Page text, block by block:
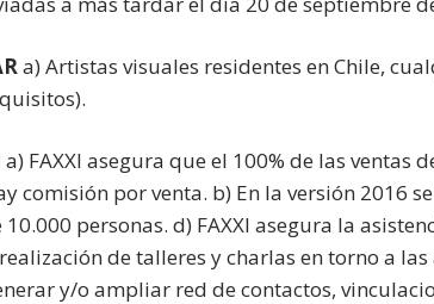
a) Artistas visuales residentes en Chile,
a) FAXXI asegura que el 100% de las ventas
comisión por venta. b) En la versión 2016
10.000 personas. d) FAXXI asegura la
de talleres y charlas en torno a
y/o ampliar red de contactos,